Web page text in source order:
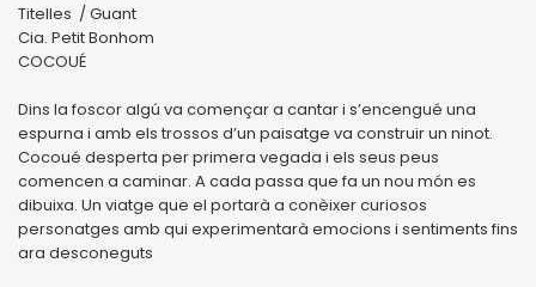
Titelles / Guant
Cia. Petit Bonhom
COCOUÉ
Dins la foscor algú va començar a cantar i s’encengué una
espurna i amb els trossos d’un paisatge va construir un ninot.
Cocoué desperta per primera vegada i els seus peus
comencen a caminar. A cada passa que fa un nou món es
dibuixa. Un viatge que el portarà a conèixer curiosos
personatges amb qui experimentarà emocions i sentiments fins
ara desconeguts